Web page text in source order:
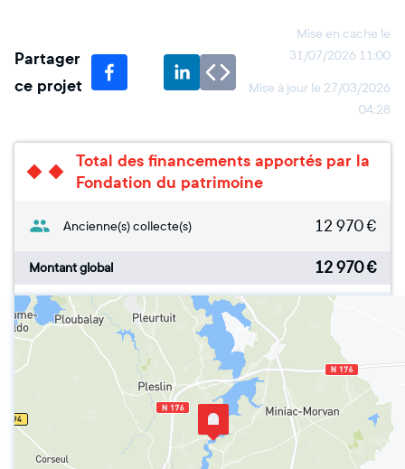
Partager
ce projet
Mise en cache le
31/07/2026 11:00
Mise à jour le 27/03/2026
04:28
Total des financements apportés par la
Fondation du patrimoine
Ancienne(s) collecte(s) 12 970€
Montant global 12 970€